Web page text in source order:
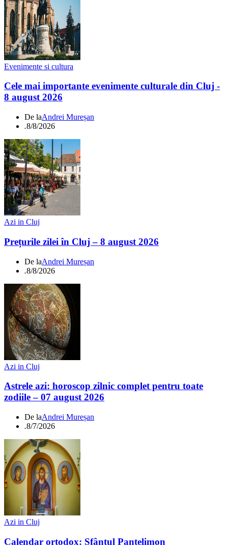
Evenimente si cultura
Cele mai importante evenimente culturale din Cluj -
8 august 2026
De laAndrei Mureșan
.8/8/2026
Azi in Cluj
Prețurile zilei în Cluj – 8 august 2026
De laAndrei Mureșan
.8/8/2026
Azi in Cluj
Astrele azi: horoscop zilnic complet pentru toate
zodiile – 07 august 2026
De laAndrei Mureșan
.8/7/2026
Azi in Cluj
Calendar ortodox: Sfântul Pantelimon